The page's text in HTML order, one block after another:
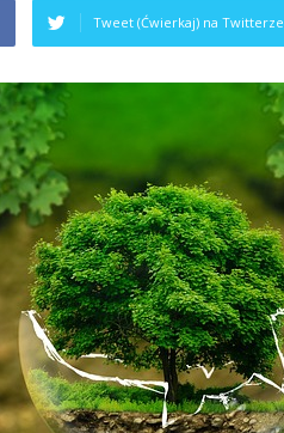
Tweet (Ćwierkaj) na Twitterze